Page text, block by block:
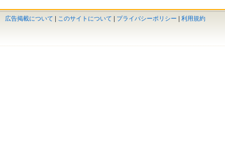
広告掲載について このサイトについて プライバシーポリシー 利用規約